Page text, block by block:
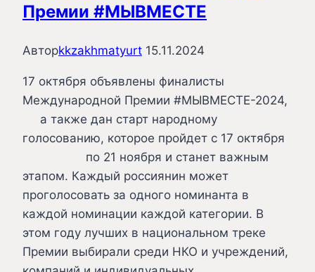
Премии #МЫВМЕСТЕ
Авторkkzakhmatyurt 15.11.2024
17 октября объявлены финалисты
Международной Премии #МЫВМЕСТЕ-2024,
а также дан старт народному
голосованию, которое пройдет с 17 октября
по 21 ноября и станет важным
этапом. Каждый россиянин может
проголосовать за одного номинанта в
каждой номинации каждой категории. В
этом году лучших в национальном треке
Премии выбирали среди НКО и учреждений,